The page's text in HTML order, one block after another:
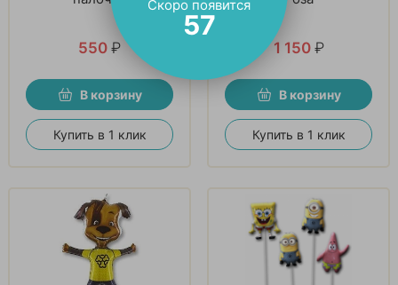
550 ₽
В корзину
Купить в 1 клик
1 150 ₽
В корзину
Купить в 1 клик
Скоро появится
56